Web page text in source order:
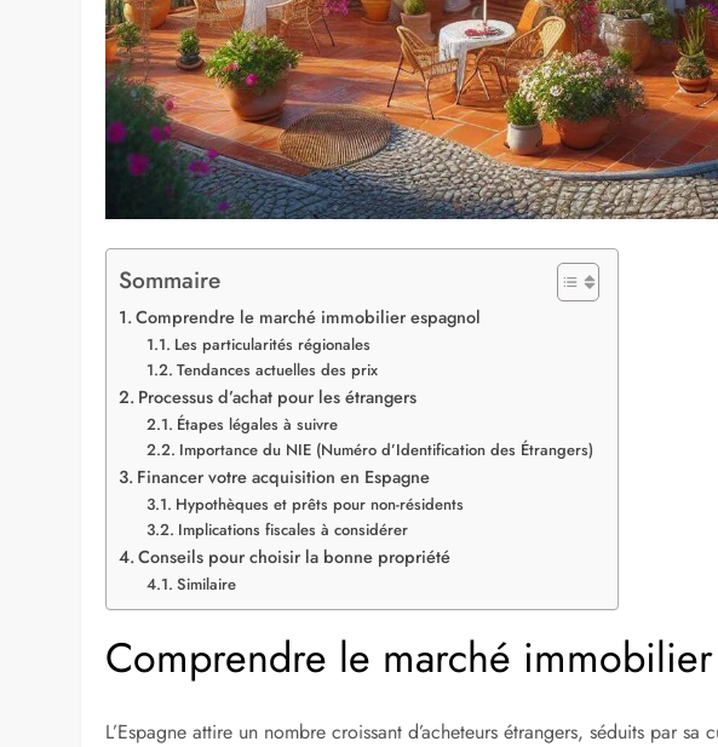
Sommaire
Comprendre le marché immobilier espagnol
Les particularités régionales
Tendances actuelles des prix
Processus d’achat pour les étrangers
Étapes légales à suivre
Importance du NIE (Numéro d’Identification des Étrangers)
Financer votre acquisition en Espagne
Hypothèques et prêts pour non-résidents
Implications fiscales à considérer
Conseils pour choisir la bonne propriété
Similaire
Comprendre le marché
L’Espagne attire un nombre croissant d’acheteurs étrangers, séduits par